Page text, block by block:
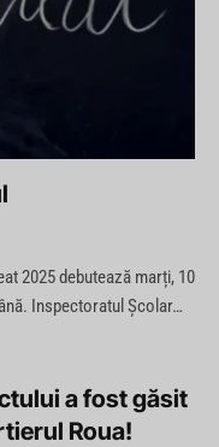
2025 debutează marți, 10
Inspectoratul Școlar…
a fost găsit
Roua!